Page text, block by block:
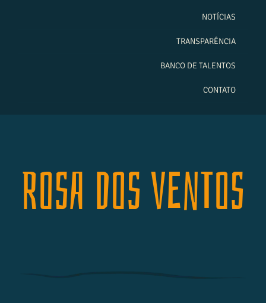
NOTÍCIAS
TRANSPARÊNCIA
BANCO DE TALENTOS
CONTATO
Rosa dos Ventos